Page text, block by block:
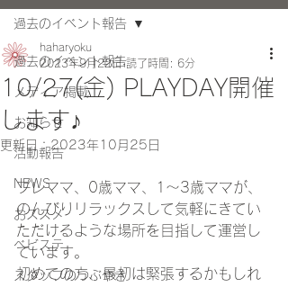
過去のイベント報告
メディア掲載
お知らせ
活動報告
NEWS
おススメ
ベビステ
スタッフのつぶやき
過去のイベント報告
10/27(金) PLAYDAY開催
します♪
haharyoku
2023年9月22日 読了時間: 6分
更新日：2023年10月25日
プレママ、0歳ママ、1～3歳ママが、
のんびりリラックスして気軽にきてい
ただけるような場所を目指して運営し
ています。
初めての方、最初は緊張するかもしれ